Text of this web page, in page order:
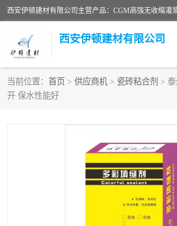
西安伊顿建材有限公司
当前位置： 首页 > 供应商机 > 瓷砖粘合剂 >
开 保水性能好
灌浆料
水泥路
沥青冷
速凝剂